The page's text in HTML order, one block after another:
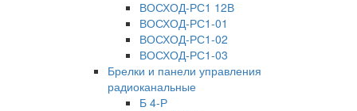
ВОСХОД-РС1 12В
ВОСХОД-РС1-01
ВОСХОД-РС1-02
ВОСХОД-РС1-03
Брелки и панели управления
радиоканальные
Б 4-Р